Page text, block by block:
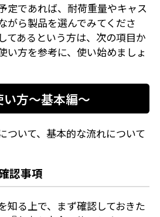
定であれば、耐荷重量やキャス
がら製品を選んでみてくださ
てあるという方は、次の項目か
い方を参考に、使い始めましょ
方～基本編～
ついて、基本的な流れについて
認事項
知る上で、まず確認しておきた